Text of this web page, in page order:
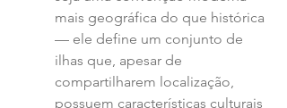
mais geográfica do que histórica
— ele define um conjunto de
ilhas que, apesar de
compartilharem localização,
possuem características culturais